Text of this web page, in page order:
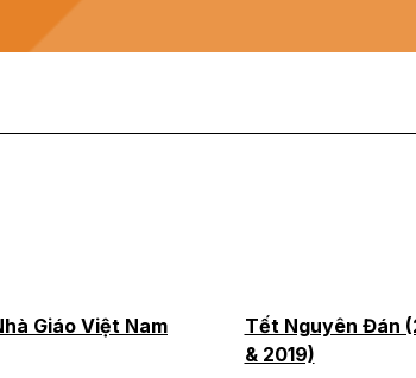
Giáo Việt Nam
Tết Nguyên Đán
& 2019)